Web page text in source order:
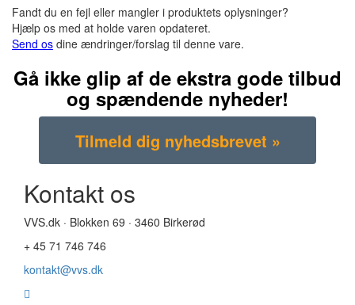
Fandt du en fejl eller mangler i produktets oplysninger?
Hjælp os med at holde varen opdateret.
Send os dine ændringer/forslag til denne vare.
Gå ikke glip af de ekstra gode tilbud
og spændende nyheder!
Kontakt os
VVS.dk · Blokken 69 · 3460 Birkerød
+ 45 71 746 746
kontakt@vvs.dk